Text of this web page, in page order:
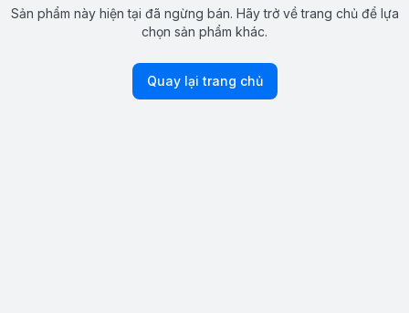
Sản phẩm này hiện tại đã ngừng bán. Hãy trở về trang chủ để lựa
chọn sản phẩm khác.
Quay lại trang chủ